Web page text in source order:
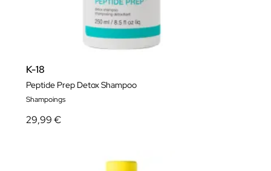
K-18
Peptide Prep Detox Shampoo
Shampoings
29,99 €